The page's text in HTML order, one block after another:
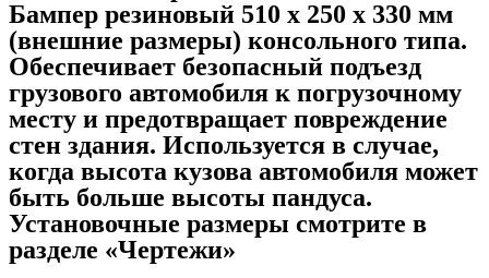
Бампер резиновый 510 х 250 х 330 мм
(внешние размеры) консольного типа.
Обеспечивает безопасный подъезд
грузового автомобиля к погрузочному
месту и предотвращает повреждение
стен здания. Используется в случае,
когда высота кузова автомобиля может
быть больше высоты пандуса.
Установочные размеры смотрите в
разделе «Чертежи»